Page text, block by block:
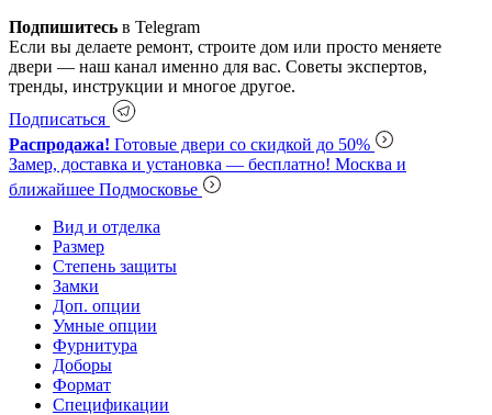
Подпишитесь в Telegram
Если вы делаете ремонт, строите дом или просто меняете
двери — наш канал именно для вас. Советы экспертов,
тренды, инструкции и многое другое.
Подписаться
Распродажа! Готовые двери со скидкой до 50%
Замер, доставка и установка — бесплатно! Москва и
ближайшее Подмосковье
Вид и отделка
Размер
Степень защиты
Замки
Доп. опции
Умные опции
Фурнитура
Доборы
Формат
Спецификации